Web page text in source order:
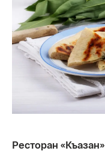
Ресторан «Къазан»